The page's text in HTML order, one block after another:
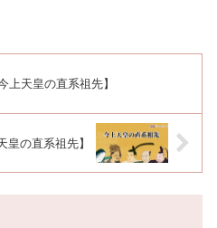
上天皇の直系祖先】
皇の直系祖先】